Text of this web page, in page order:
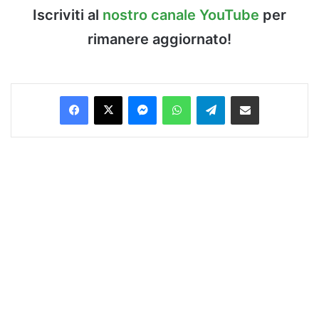
Iscriviti al nostro canale YouTube per
rimanere aggiornato!
Facebook
X MessengerWhatsAppTelegramCondividi via Email